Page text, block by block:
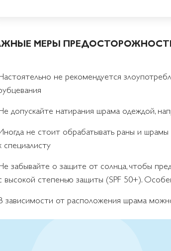
МЕРЫ
не рекомендуется
допускайте натирания шрама одеждой,
не стоит обрабатывать раны и
специалисту
забывайте о защите от солнца, чтобы
высокой степенью защиты (SPF 50+).
зависимости от расположения шрама